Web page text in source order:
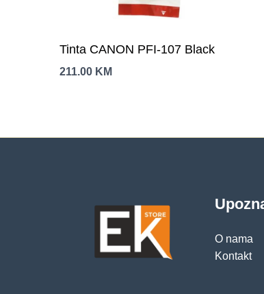
Tinta CANON PFI-107 Black
211.00 KM
O nama
Kontakt